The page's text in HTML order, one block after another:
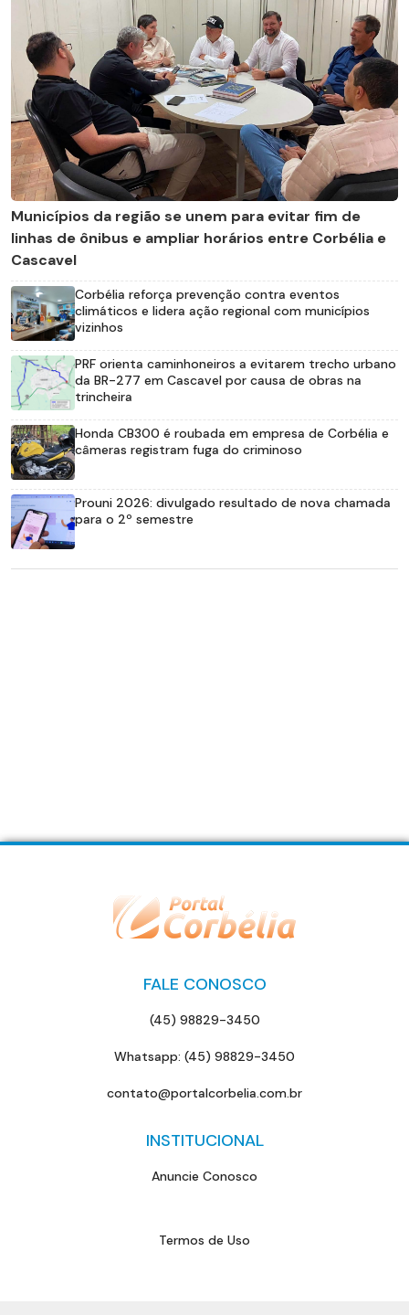
Municípios da região se unem para evitar fim de
linhas de ônibus e ampliar horários entre Corbélia e
Cascavel
Corbélia reforça prevenção contra eventos
climáticos e lidera ação regional com municípios
vizinhos
PRF orienta caminhoneiros a evitarem trecho urbano
da BR-277 em Cascavel por causa de obras na
trincheira
Honda CB300 é roubada em empresa de Corbélia e
câmeras registram fuga do criminoso
Prouni 2026: divulgado resultado de nova chamada
para o 2º semestre
FALE CONOSCO
(45) 98829-3450
Whatsapp: (45) 98829-3450
contato@portalcorbelia.com.br
INSTITUCIONAL
Anuncie Conosco
Termos de Uso